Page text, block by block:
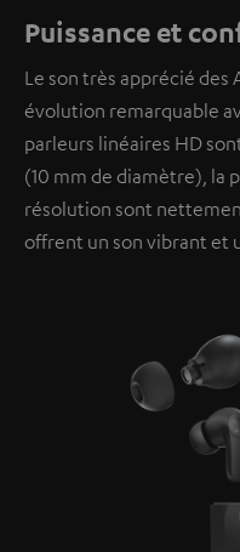
individuelles peuvent
tierce.Vous en
politique de
Puissance et
Le son très apprécié des
évolution remarquable
parleurs linéaires HD
(10 mm de diamètre), la
résolution sont
offrent un son vibrant et